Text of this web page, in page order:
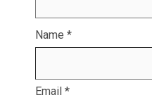
Name *
Email *